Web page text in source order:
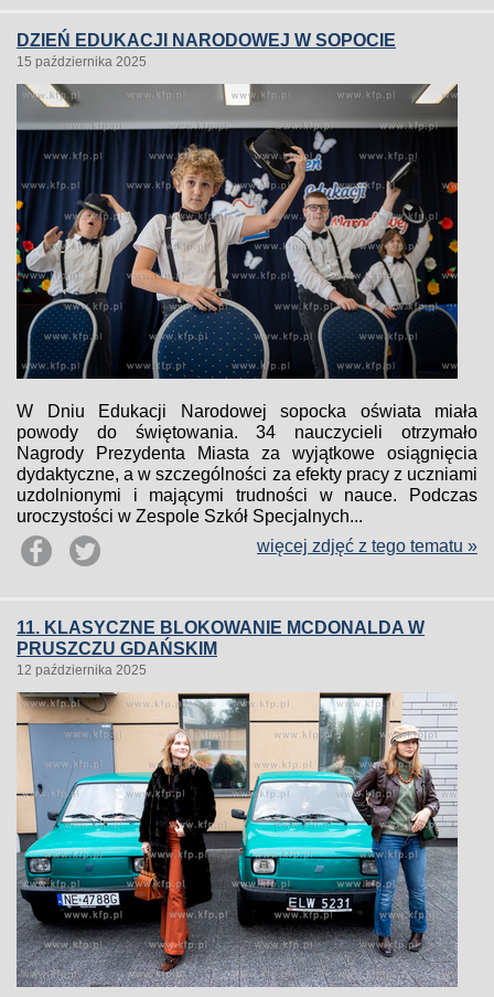
DZIEŃ EDUKACJI NARODOWEJ W SOPOCIE
15 października 2025
W Dniu Edukacji Narodowej sopocka oświata miała
powody do świętowania. 34 nauczycieli otrzymało
Nagrody Prezydenta Miasta za wyjątkowe osiągnięcia
dydaktyczne, a w szczególności za efekty pracy z uczniami
uzdolnionymi i mającymi trudności w nauce. Podczas
uroczystości w Zespole Szkół Specjalnych...
więcej zdjęć z tego tematu »
11. KLASYCZNE BLOKOWANIE MCDONALDA W
PRUSZCZU GDAŃSKIM
12 października 2025